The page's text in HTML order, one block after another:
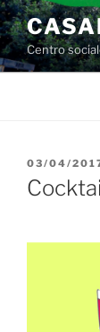
Salta
al
contenuto
Centro
IL
03/04/